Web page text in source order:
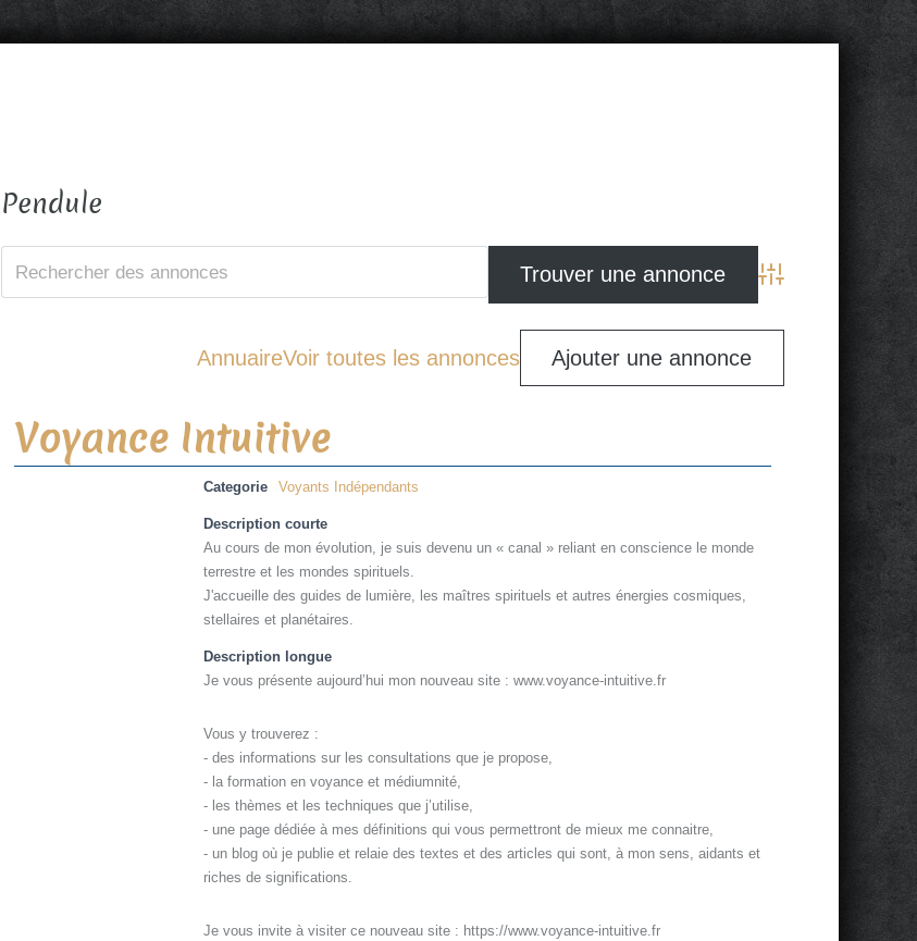
Pendule
Advanced Search
AnnuaireVoir toutes les annonces Ajouter une annonce
Voyance Intuitive
Categorie Voyants Indépendants
Description courte
Au cours de mon évolution, je suis devenu un « canal » reliant en conscience le monde
terrestre et les mondes spirituels.
J'accueille des guides de lumière, les maîtres spirituels et autres énergies cosmiques,
stellaires et planétaires.
Description longue
Je vous présente aujourd’hui mon nouveau site : www.voyance-intuitive.fr
Vous y trouverez :
- des informations sur les consultations que je propose,
- la formation en voyance et médiumnité,
- les thèmes et les techniques que j’utilise,
- une page dédiée à mes définitions qui vous permettront de mieux me connaitre,
- un blog où je publie et relaie des textes et des articles qui sont, à mon sens, aidants et
riches de significations.
Je vous invite à visiter ce nouveau site : https://www.voyance-intuitive.fr